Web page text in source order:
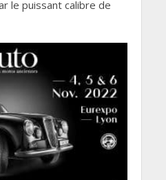
le puissant calibre de